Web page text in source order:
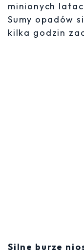
minionych
Sumy opadów
kilka godzin
Silne burze